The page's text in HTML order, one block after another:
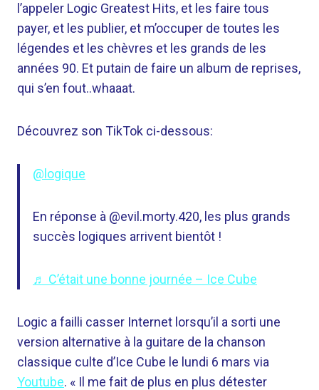
l’appeler Logic Greatest Hits, et les faire tous
payer, et les publier, et m’occuper de toutes les
légendes et les chèvres et les grands de les
années 90. Et putain de faire un album de reprises,
qui s’en fout..whaaat.
Découvrez son TikTok ci-dessous:
@logique
En réponse à @evil.morty.420, les plus grands
succès logiques arrivent bientôt !
♬ C’était une bonne journée – Ice Cube
Logic a failli casser Internet lorsqu’il a sorti une
version alternative à la guitare de la chanson
classique culte d’Ice Cube le lundi 6 mars via
Youtube. « Il me fait de plus en plus détester